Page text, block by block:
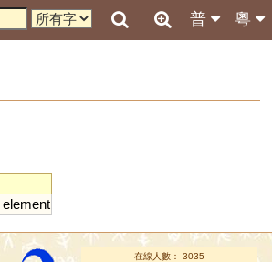
粵
普
element
在線人數： 3035